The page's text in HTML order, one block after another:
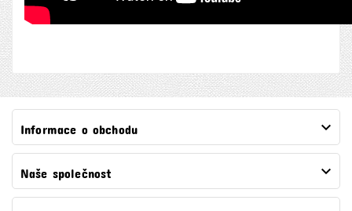
Informace o obchodu 
Naše společnost 